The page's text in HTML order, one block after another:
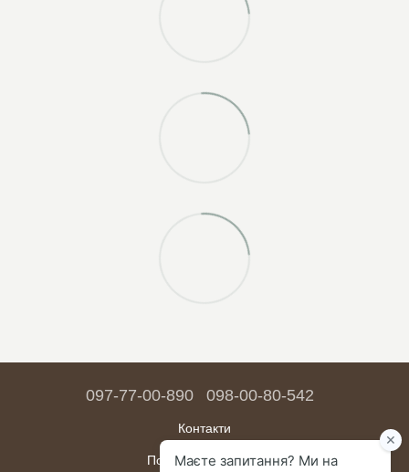
097-77-00-890 098-00-80-542
Контакти
Повна версія сайту